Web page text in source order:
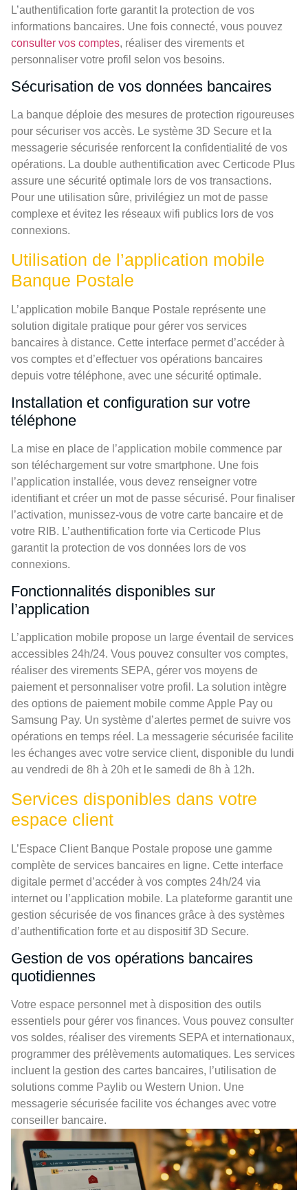
L’authentification forte garantit la protection de vos
informations bancaires. Une fois connecté, vous pouvez
consulter vos comptes, réaliser des virements et
personnaliser votre profil selon vos besoins.
Sécurisation de vos données bancaires
La banque déploie des mesures de protection rigoureuses
pour sécuriser vos accès. Le système 3D Secure et la
messagerie sécurisée renforcent la confidentialité de vos
opérations. La double authentification avec Certicode Plus
assure une sécurité optimale lors de vos transactions.
Pour une utilisation sûre, privilégiez un mot de passe
complexe et évitez les réseaux wifi publics lors de vos
connexions.
Utilisation de l’application mobile
Banque Postale
L’application mobile Banque Postale représente une
solution digitale pratique pour gérer vos services
bancaires à distance. Cette interface permet d’accéder à
vos comptes et d’effectuer vos opérations bancaires
depuis votre téléphone, avec une sécurité optimale.
Installation et configuration sur votre
téléphone
La mise en place de l’application mobile commence par
son téléchargement sur votre smartphone. Une fois
l’application installée, vous devez renseigner votre
identifiant et créer un mot de passe sécurisé. Pour finaliser
l’activation, munissez-vous de votre carte bancaire et de
votre RIB. L’authentification forte via Certicode Plus
garantit la protection de vos données lors de vos
connexions.
Fonctionnalités disponibles sur
l’application
L’application mobile propose un large éventail de services
accessibles 24h/24. Vous pouvez consulter vos comptes,
réaliser des virements SEPA, gérer vos moyens de
paiement et personnaliser votre profil. La solution intègre
des options de paiement mobile comme Apple Pay ou
Samsung Pay. Un système d’alertes permet de suivre vos
opérations en temps réel. La messagerie sécurisée facilite
les échanges avec votre service client, disponible du lundi
au vendredi de 8h à 20h et le samedi de 8h à 12h.
Services disponibles dans votre
espace client
L’Espace Client Banque Postale propose une gamme
complète de services bancaires en ligne. Cette interface
digitale permet d’accéder à vos comptes 24h/24 via
internet ou l’application mobile. La plateforme garantit une
gestion sécurisée de vos finances grâce à des systèmes
d’authentification forte et au dispositif 3D Secure.
Gestion de vos opérations bancaires
quotidiennes
Votre espace personnel met à disposition des outils
essentiels pour gérer vos finances. Vous pouvez consulter
vos soldes, réaliser des virements SEPA et internationaux,
programmer des prélèvements automatiques. Les services
incluent la gestion des cartes bancaires, l’utilisation de
solutions comme Paylib ou Western Union. Une
messagerie sécurisée facilite vos échanges avec votre
conseiller bancaire.